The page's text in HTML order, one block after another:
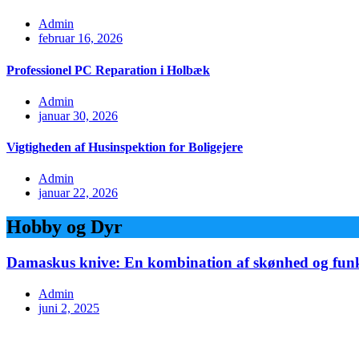
Admin
februar 16, 2026
Professionel PC Reparation i Holbæk
Admin
januar 30, 2026
Vigtigheden af Husinspektion for Boligejere
Admin
januar 22, 2026
Hobby og Dyr
Damaskus knive: En kombination af skønhed og
Admin
juni 2, 2025